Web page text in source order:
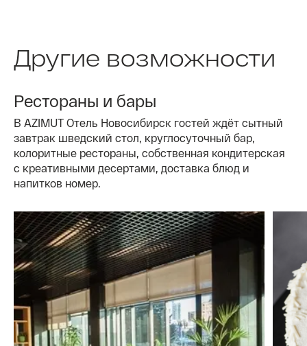
Другие возможности
Рестораны и бары
В AZIMUT Отель Новосибирск гостей ждёт сытный
завтрак шведский стол, круглосуточный бар,
колоритные рестораны, собственная кондитерская
с креативными десертами, доставка блюд и
напитков номер.